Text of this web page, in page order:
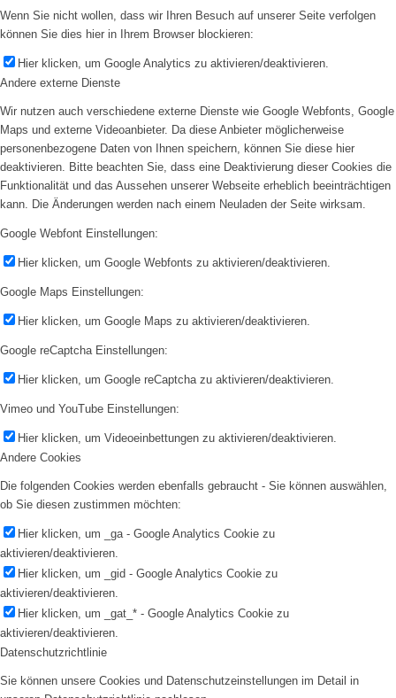
Wenn Sie nicht wollen, dass wir Ihren Besuch auf unserer Seite verfolgen
können Sie dies hier in Ihrem Browser blockieren:
Hier klicken, um Google Analytics zu aktivieren/deaktivieren.
Andere externe Dienste
Wir nutzen auch verschiedene externe Dienste wie Google Webfonts, Google
Maps und externe Videoanbieter. Da diese Anbieter möglicherweise
personenbezogene Daten von Ihnen speichern, können Sie diese hier
deaktivieren. Bitte beachten Sie, dass eine Deaktivierung dieser Cookies die
Funktionalität und das Aussehen unserer Webseite erheblich beeinträchtigen
kann. Die Änderungen werden nach einem Neuladen der Seite wirksam.
Google Webfont Einstellungen:
Hier klicken, um Google Webfonts zu aktivieren/deaktivieren.
Google Maps Einstellungen:
Hier klicken, um Google Maps zu aktivieren/deaktivieren.
Google reCaptcha Einstellungen:
Hier klicken, um Google reCaptcha zu aktivieren/deaktivieren.
Vimeo und YouTube Einstellungen:
Hier klicken, um Videoeinbettungen zu aktivieren/deaktivieren.
Andere Cookies
Die folgenden Cookies werden ebenfalls gebraucht - Sie können auswählen,
ob Sie diesen zustimmen möchten:
Hier klicken, um _ga - Google Analytics Cookie zu
aktivieren/deaktivieren.
Hier klicken, um _gid - Google Analytics Cookie zu
aktivieren/deaktivieren.
Hier klicken, um _gat_* - Google Analytics Cookie zu
aktivieren/deaktivieren.
Datenschutzrichtlinie
Sie können unsere Cookies und Datenschutzeinstellungen im Detail in